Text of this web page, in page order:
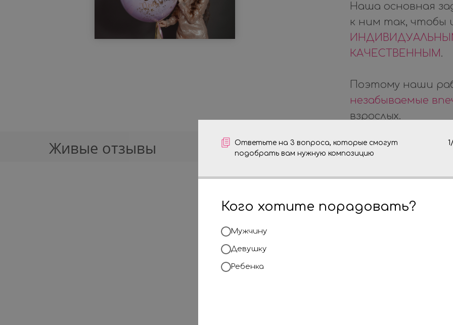
Ответьте на 3 вопроса, которые смогут
подобрать вам нужную композицию
Кого хотите порадовать?
Мужчину
Девушку
Ребенка
Наша основная
к ним так, чтобы
КАЧЕСТВЕННЫМ.
Поэтому наши
незабываемые
взрослых.
Живые отзывы